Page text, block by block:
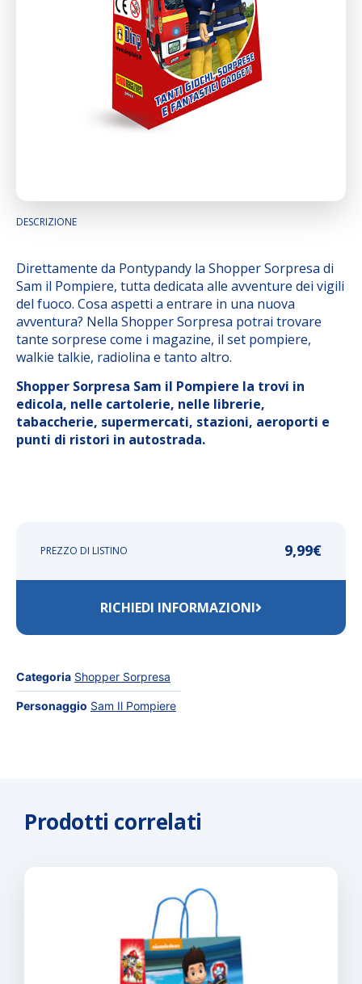
DESCRIZIONE
Direttamente da Pontypandy la Shopper Sorpresa di
Sam il Pompiere, tutta dedicata alle avventure dei vigili
del fuoco. Cosa aspetti a entrare in una nuova
avventura? Nella Shopper Sorpresa potrai trovare
tante sorprese come i magazine, il set pompiere,
walkie talkie, radiolina e tanto altro.
Shopper Sorpresa Sam il Pompiere la trovi in
edicola, nelle cartolerie, nelle librerie,
tabaccherie, supermercati, stazioni, aeroporti e
punti di ristori in autostrada.
PREZZO DI LISTINO 9,99€
RICHIEDI INFORMAZIONI
Categoria Shopper Sorpresa
Personaggio Sam Il Pompiere
Prodotti correlati